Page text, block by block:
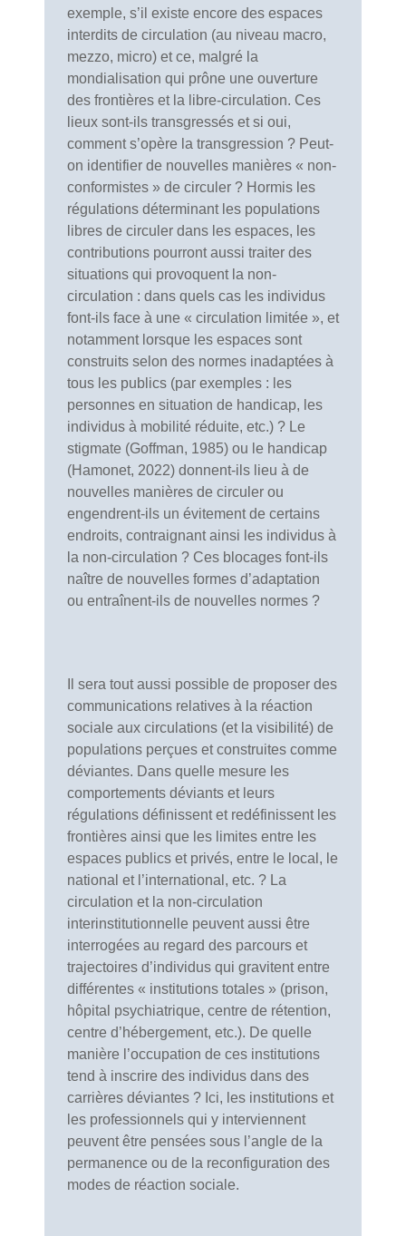
exemple, s’il existe encore des espaces
interdits de circulation (au niveau macro,
mezzo, micro) et ce, malgré la
mondialisation qui prône une ouverture
des frontières et la libre-circulation. Ces
lieux sont-ils transgressés et si oui,
comment s’opère la transgression ? Peut-
on identifier de nouvelles manières « non-
conformistes » de circuler ? Hormis les
régulations déterminant les populations
libres de circuler dans les espaces, les
contributions pourront aussi traiter des
situations qui provoquent la non-
circulation : dans quels cas les individus
font-ils face à une « circulation limitée », et
notamment lorsque les espaces sont
construits selon des normes inadaptées à
tous les publics (par exemples : les
personnes en situation de handicap, les
individus à mobilité réduite, etc.) ? Le
stigmate (Goffman, 1985) ou le handicap
(Hamonet, 2022) donnent-ils lieu à de
nouvelles manières de circuler ou
engendrent-ils un évitement de certains
endroits, contraignant ainsi les individus à
la non-circulation ? Ces blocages font-ils
naître de nouvelles formes d’adaptation
ou entraînent-ils de nouvelles normes ?
Il sera tout aussi possible de proposer des
communications relatives à la réaction
sociale aux circulations (et la visibilité) de
populations perçues et construites comme
déviantes. Dans quelle mesure les
comportements déviants et leurs
régulations définissent et redéfinissent les
frontières ainsi que les limites entre les
espaces publics et privés, entre le local, le
national et l’international, etc. ? La
circulation et la non-circulation
interinstitutionnelle peuvent aussi être
interrogées au regard des parcours et
trajectoires d’individus qui gravitent entre
différentes « institutions totales » (prison,
hôpital psychiatrique, centre de rétention,
centre d’hébergement, etc.). De quelle
manière l’occupation de ces institutions
tend à inscrire des individus dans des
carrières déviantes ? Ici, les institutions et
les professionnels qui y interviennent
peuvent être pensées sous l’angle de la
permanence ou de la reconfiguration des
modes de réaction sociale.